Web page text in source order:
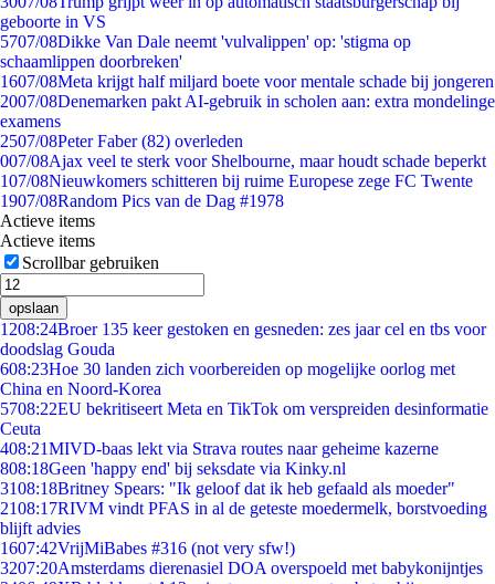
geboorte in VS
5707/08Dikke Van Dale neemt 'vulvalippen' op: 'stigma op
schaamlippen doorbreken'
1607/08Meta krijgt half miljard boete voor mentale schade bij jongeren
2007/08Denemarken pakt AI-gebruik in scholen aan: extra mondelinge
examens
2507/08Peter Faber (82) overleden
007/08Ajax veel te sterk voor Shelbourne, maar houdt schade beperkt
107/08Nieuwkomers schitteren bij ruime Europese zege FC Twente
1907/08Random Pics van de Dag #1978
Actieve items
Actieve items
Scrollbar gebruiken
opslaan
1208:24Broer 135 keer gestoken en gesneden: zes jaar cel en tbs voor
doodslag Gouda
608:23Hoe 30 landen zich voorbereiden op mogelijke oorlog met
China en Noord-Korea
5708:22EU bekritiseert Meta en TikTok om verspreiden desinformatie
Ceuta
408:21MIVD-baas lekt via Strava routes naar geheime kazerne
808:18Geen 'happy end' bij seksdate via Kinky.nl
3108:18Britney Spears: "Ik geloof dat ik heb gefaald als moeder"
2108:17RIVM vindt PFAS in al de geteste moedermelk, borstvoeding
blijft advies
1607:42VrijMiBabes #316 (not very sfw!)
3207:20Amsterdams dierenasiel DOA overspoeld met babykonijntjes